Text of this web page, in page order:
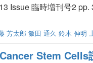
Issue 臨時増刊号2 pp.
芳太郎 飯田 通久 鈴木 伸明
Stem Cells